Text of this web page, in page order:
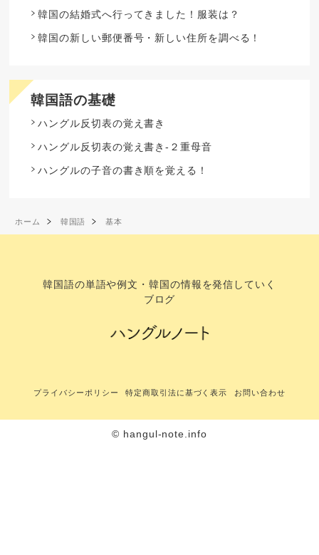
韓国の結婚式へ行ってきました！服装は？
韓国の新しい郵便番号・新しい住所を調べる！
韓国語の基礎
ハングル反切表の覚え書き
ハングル反切表の覚え書き-２重母音
ハングルの子音の書き順を覚える！
ホーム 韓国語 基本
韓国語の単語や例文・韓国の情報を発信していく
ブログ
プライバシーポリシー 特定商取引法に基づく表示 お問い合わせ
© hangul-note.info